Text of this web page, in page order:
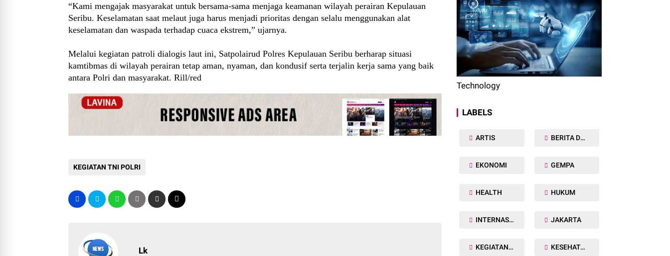
“Kami mengajak masyarakat untuk bersama-sama menjaga keamanan wilayah perairan Kepulauan
Seribu. Keselamatan saat melaut juga harus menjadi prioritas dengan selalu menggunakan alat
keselamatan dan waspada terhadap cuaca ekstrem,” ujarnya.
Melalui kegiatan patroli dialogis laut ini, Satpolairud Polres Kepulauan Seribu berharap situasi
kamtibmas di wilayah perairan tetap aman, nyaman, dan kondusif serta terjalin kerja sama yang baik
antara Polri dan masyarakat. Rill/red
KEGIATAN TNI POLRI
Lk
Technology
LABELS
ARTIS BERITA DAERAH
EKONOMI GEMPA
HEALTH HUKUM
INTERNASIONAL JAKARTA
KEGIATAN TNI POLRI KESEHATAN